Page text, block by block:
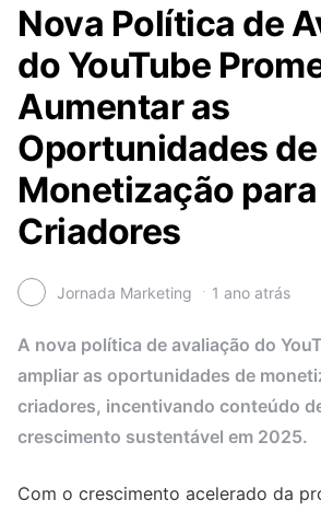
Nova Política de
do YouTube
Aumentar as
Oportunidades de
Monetização para
Criadores
Jornada Marketing 1 ano atrás
A nova política de avaliação do
ampliar as oportunidades de
criadores, incentivando conteúdo
crescimento sustentável em 2025.
Com o crescimento acelerado da